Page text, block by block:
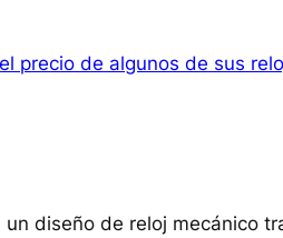
precio de algunos de sus
un diseño de reloj mecánico